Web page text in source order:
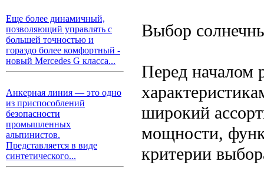
Еще более динамичный,
позволяющий управлять с
большей точностью и
гораздо более комфортный -
новый Mercedes G класса...
Анкерная линия — это одно
из приспособлений
безопасности
промышленных
альпинистов.
Представляется в виде
синтетического...
Выбор
Перед началом
широкий
мощности,
критерии